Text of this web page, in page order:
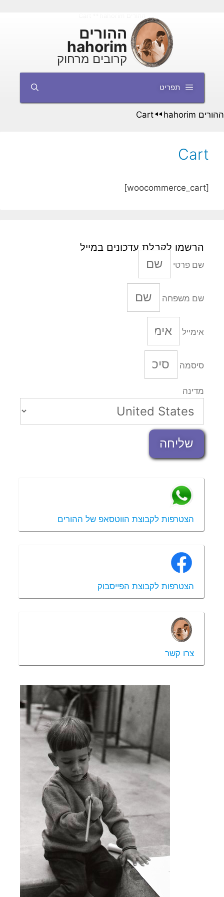
ההורים
hahorim
קרובים מרחוק
תפריט
ההורים hahorim ◄◄
Cart
Cart
[woocommerce_cart]
הרשמו לקבלת עדכונים במייל
שם פרטי
שם משפחה
אימייל
סיסמה
מדינה
שליחה
הצטרפות לקבוצת הווטסאפ של ההורים
הצטרפות לקבוצת הפייסבוק
צרו קשר